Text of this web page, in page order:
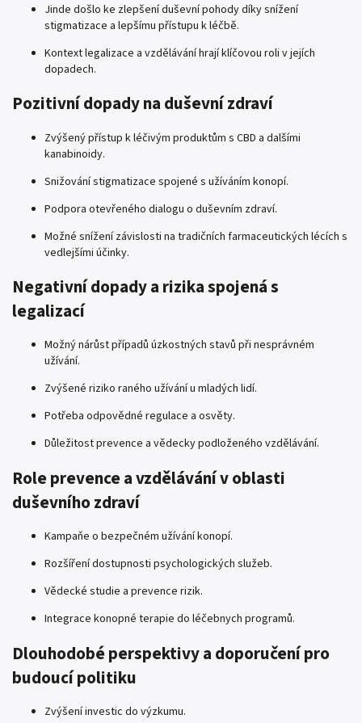
Jinde došlo ke zlepšení duševní pohody díky snížení
stigmatizace a lepšímu přístupu k léčbě.
Kontext legalizace a vzdělávání hrají klíčovou roli v jejích
dopadech.
Pozitivní dopady na duševní zdraví
Zvýšený přístup k léčivým produktům s CBD a dalšími
kanabinoidy.
Snižování stigmatizace spojené s užíváním konopí.
Podpora otevřeného dialogu o duševním zdraví.
Možné snížení závislosti na tradičních farmaceutických lécích s
vedlejšími účinky.
Negativní dopady a rizika spojená s
legalizací
Možný nárůst případů úzkostných stavů při nesprávném
užívání.
Zvýšené riziko raného užívání u mladých lidí.
Potřeba odpovědné regulace a osvěty.
Důležitost prevence a vědecky podloženého vzdělávání.
Role prevence a vzdělávání v oblasti
duševního zdraví
Kampaňe o bezpečném užívání konopí.
Rozšíření dostupnosti psychologických služeb.
Vědecké studie a prevence rizik.
Integrace konopné terapie do léčebnych programů.
Dlouhodobé perspektivy a doporučení pro
budoucí politiku
Zvýšení investic do výzkumu.